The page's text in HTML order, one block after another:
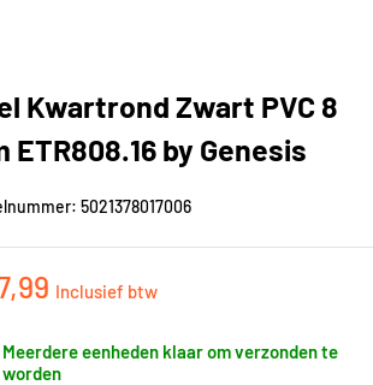
Kwartrond Zwart PVC 8
ETR808.16 by Genesis
5021378017006
Inclusief btw
Meerdere eenheden klaar om verzonden te
worden